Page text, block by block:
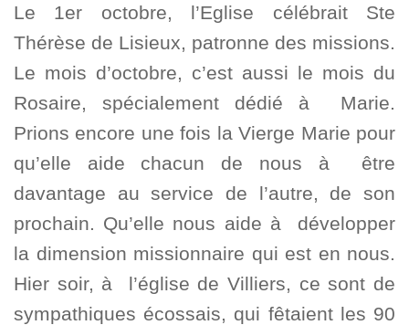
Le 1er octobre, l’Eglise célébrait Ste
Thérèse de Lisieux, patronne des missions.
Le mois d’octobre, c’est aussi le mois du
Rosaire, spécialement dédié à Marie.
Prions encore une fois la Vierge Marie pour
qu’elle aide chacun de nous à être
davantage au service de l’autre, de son
prochain. Qu’elle nous aide à développer
la dimension missionnaire qui est en nous.
Hier soir, à l’église de Villiers, ce sont de
sympathiques écossais, qui fêtaient les 90